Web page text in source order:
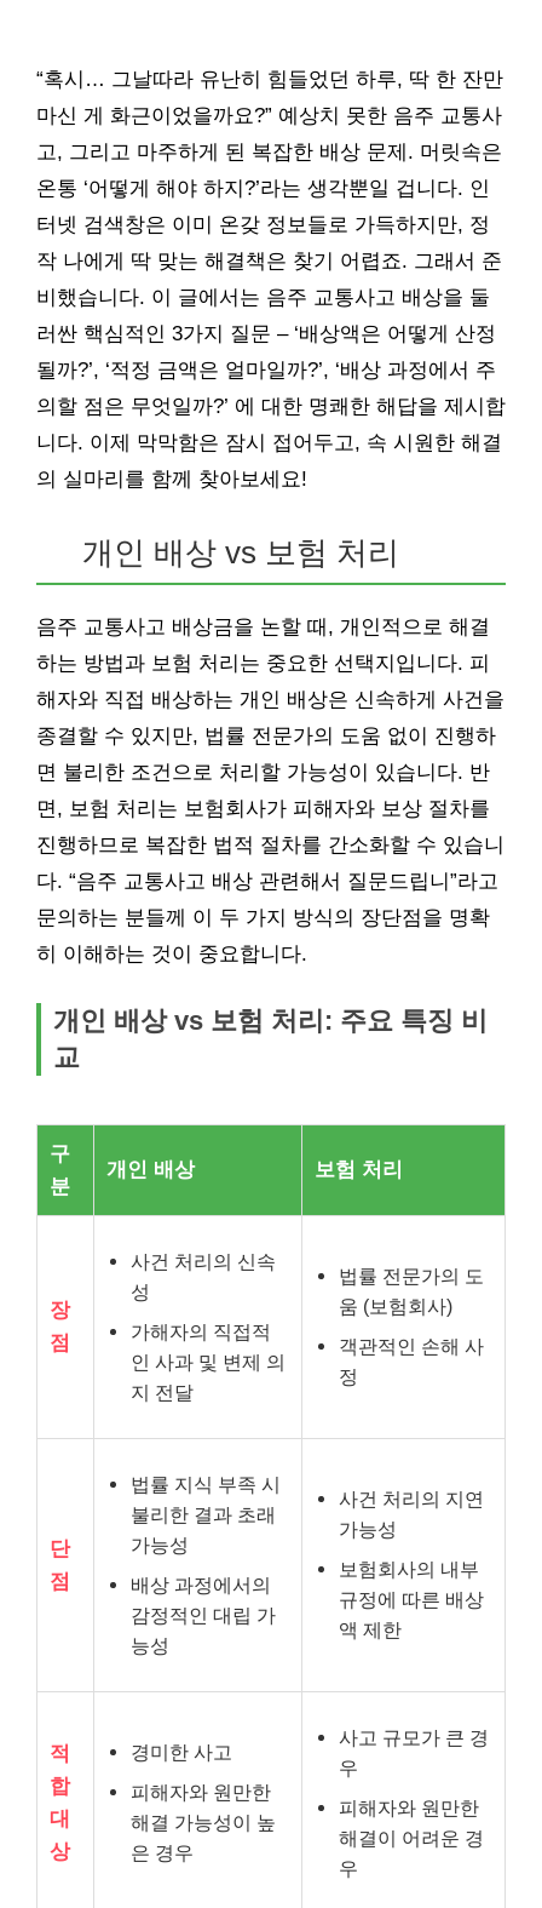
“혹시… 그날따라 유난히 힘들었던 하루, 딱 한 잔만
마신 게 화근이었을까요?” 예상치 못한 음주 교통사
고, 그리고 마주하게 된 복잡한 배상 문제. 머릿속은
온통 ‘어떻게 해야 하지?’라는 생각뿐일 겁니다. 인
터넷 검색창은 이미 온갖 정보들로 가득하지만, 정
작 나에게 딱 맞는 해결책은 찾기 어렵죠. 그래서 준
비했습니다. 이 글에서는 음주 교통사고 배상을 둘
러싼 핵심적인 3가지 질문 – ‘배상액은 어떻게 산정
될까?’, ‘적정 금액은 얼마일까?’, ‘배상 과정에서 주
의할 점은 무엇일까?’ 에 대한 명쾌한 해답을 제시합
니다. 이제 막막함은 잠시 접어두고, 속 시원한 해결
의 실마리를 함께 찾아보세요!
개인 배상 vs 보험 처리
음주 교통사고 배상금을 논할 때, 개인적으로 해결
하는 방법과 보험 처리는 중요한 선택지입니다. 피
해자와 직접 배상하는 개인 배상은 신속하게 사건을
종결할 수 있지만, 법률 전문가의 도움 없이 진행하
면 불리한 조건으로 처리할 가능성이 있습니다. 반
면, 보험 처리는 보험회사가 피해자와 보상 절차를
진행하므로 복잡한 법적 절차를 간소화할 수 있습니
다. “음주 교통사고 배상 관련해서 질문드립니”라고
문의하는 분들께 이 두 가지 방식의 장단점을 명확
히 이해하는 것이 중요합니다.
개인 배상 vs 보험 처리: 주요 특징 비
교
구
분
개인 배상 보험 처리
장
점
사건 처리의 신속
성
가해자의 직접적
인 사과 및 변제 의
지 전달
법률 전문가의 도
움 (보험회사)
객관적인 손해 사
정
단
점
법률 지식 부족 시
불리한 결과 초래
가능성
배상 과정에서의
감정적인 대립 가
능성
사건 처리의 지연
가능성
보험회사의 내부
규정에 따른 배상
액 제한
적
합
대
상
경미한 사고
피해자와 원만한
해결 가능성이 높
은 경우
사고 규모가 큰 경
우
피해자와 원만한
해결이 어려운 경
우